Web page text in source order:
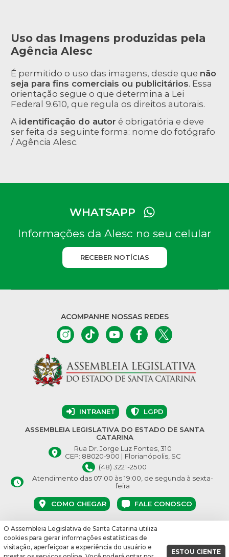
Uso das Imagens produzidas pela
Agência Alesc
É permitido o uso das imagens, desde que não
seja para fins comerciais ou publicitários. Essa
orientação segue o que determina a Lei
Federal 9.610, que regula os direitos autorais.
A identificação do autor é obrigatória e deve
ser feita da seguinte forma: nome do fotógrafo
/ Agência Alesc.
WHATSAPP
Informações da Alesc no seu celular
RECEBER NOTÍCIAS
ACOMPANHE NOSSAS REDES
INTRANET LGPD
ASSEMBLEIA LEGISLATIVA DO ESTADO DE SANTA
CATARINA
Rua Dr. Jorge Luz Fontes, 310
CEP: 88020-900 | Florianópolis, SC
(48) 3221-2500
Atendimento das 07:00 às 19:00, de segunda à sexta-
feira
COMO CHEGAR FALE CONOSCO
© Assembleia Legislativa do Estado de Santa Catarina 2026.
Desenvolvido por:
O Assembleia Legislativa de Santa Catarina utiliza
cookies para gerar informações estatísticas de
visitação, aperfeiçoar a experiência do usuário e
ESTOU CIENTE